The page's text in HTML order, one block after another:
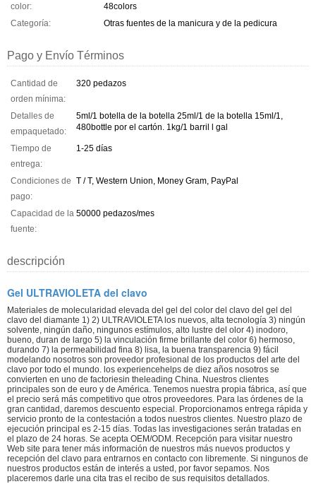
color:
48colors
Categoría:
Otras fuentes de la manicura y de la pedicura
Pago y Envío Términos
Cantidad de
orden mínima:
320 pedazos
Detalles de
empaquetado:
5ml/1 botella de la botella 25ml/1 de la botella 15ml/1,
480bottle por el cartón. 1kg/1 barril l gal
Tiempo de
entrega:
1-25 días
Condiciones de
pago:
T / T, Western Union, Money Gram, PayPal
Capacidad de la
fuente:
50000 pedazos/mes
descripción
Gel ULTRAVIOLETA del clavo
Materiales de molecularidad elevada del gel del color del clavo del gel del
clavo del diamante 1) 2) ULTRAVIOLETA los nuevos, alta tecnología 3) ningún
solvente, ningún daño, ningunos estímulos, alto lustre del olor 4) inodoro,
bueno, duran de largo 5) la vinculación firme brillante del color 6) hermoso,
durando 7) la permeabilidad fina 8) lisa, la buena transparencia 9) fácil
modelando nosotros son proveedor profesional de los productos del arte del
clavo por todo el mundo. los experiencehelps de diez años nosotros se
convierten en uno de factoriesin theleading China. Nuestros clientes
principales son de euro y de América. Tenemos nuestra propia fábrica, así que
el precio será más competitivo que otros proveedores. Para las órdenes de la
gran cantidad, daremos descuento especial. Proporcionamos entrega rápida y
servicio pronto de la contestación a todos nuestros clientes. Nuestro plazo de
ejecución principal es 2-15 días. Todas las investigaciones serán tratadas en
el plazo de 24 horas. Se acepta OEM/ODM. Recepción para visitar nuestro
Web site para tener más información de nuestros más nuevos productos y
recepción del clavo para entrarnos en contacto con libremente. Si ningunos de
nuestros productos están de interés a usted, por favor sepamos. Nos
placeremos darle una cita tras el recibo de sus requisitos detallados.